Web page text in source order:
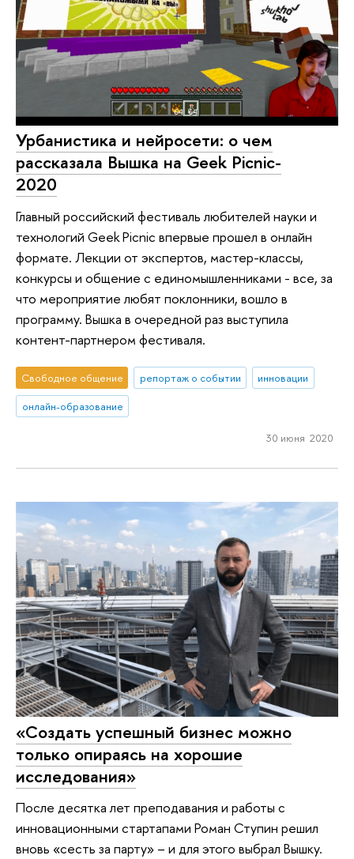
Урбанистика и нейросети: о чем
рассказала Вышка на Geek Picnic-
2020
Главный российский фестиваль любителей науки и
технологий Geek Picnic впервые прошел в онлайн
формате. Лекции от экспертов, мастер-классы,
конкурсы и общение с единомышленниками - все, за
что мероприятие любят поклонники, вошло в
программу. Вышка в очередной раз выступила
контент-партнером фестиваля.
Свободное общение репортаж о событии
инновации
онлайн-образование
30 июня 2020
«Создать успешный бизнес можно
только опираясь на хорошие
исследования»
После десятка лет преподавания и работы с
инновационными стартапами Роман Ступин решил
вновь «сесть за парту» – и для этого выбрал Вышку.